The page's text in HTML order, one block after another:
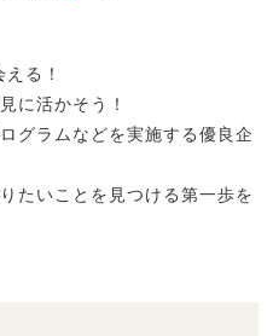
る！
に活かそう！
グラムなどを実施する優良企
たいことを見つける第一歩を